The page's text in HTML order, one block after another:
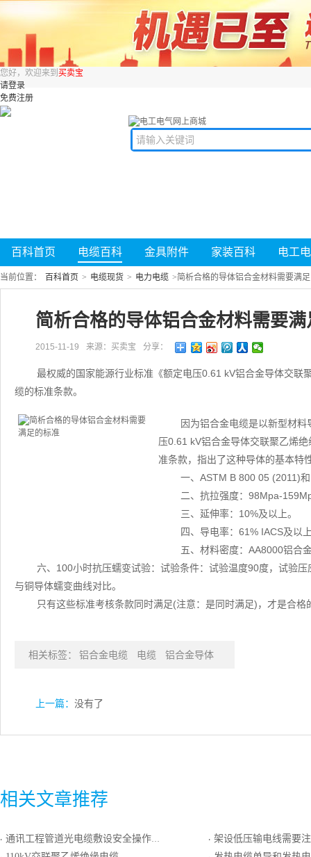
您好，欢迎来到 买卖宝
请登录
免费注册
百科首页 电缆百科 金具附件 家装百科 电工
当前位置： 百科首页 > 电缆现货 > 电力电缆 >简析合格的导体铝合金材料需要满
简析合格的导体铝合金材料需要
2015-11-19 来源：买卖宝 分享：
最权威的国家能源行业标准《额定电压0.61 kV铝合金导体交
缆的标准条款。
因为铝合金电缆是以新型材
压0.61 kV铝合金导体交联聚乙烯
准条款，指出了这种导体的基本特
一、ASTM B 800 05 (2011)
二、抗拉强度：98Mpa-
三、延伸率：10%及以上。
四、导电率：61% IACS及以
五、材料密度：AA8000铝合
六、100小时抗压蠕变试验：试验条件：试验温度90度，试验
与铜导体蠕变曲线对比。
只有这些标准考核条款同时满足(注意：是同时满足)，才是合格
相关标签： 铝合金电缆 电缆 铝合金导体
上一篇： 没有了
相关文章推荐
· 通讯工程管道光电缆敷设安全操作规程 · 架设低压输电线需要